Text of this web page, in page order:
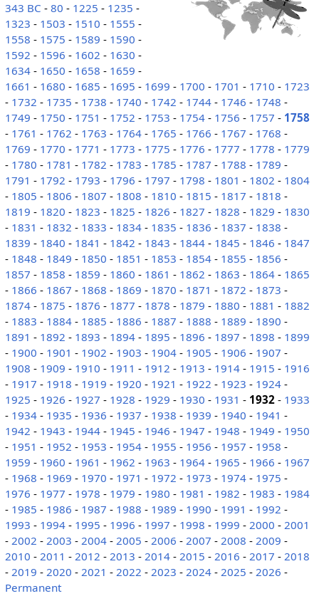
343 BC - 80 - 1225 - 1235 -
1323 - 1503 - 1510 - 1555 -
1558 - 1575 - 1589 - 1590 -
1592 - 1596 - 1602 - 1630 -
1634- 1650 - 1658 - 1659 -
1661 - 1680 - 1685 - 1695 - 1699 - 1700 - 1701 - 1710 - 1723
- 1732 - 1735 - 1738 - 1740 - 1742 - 1744- 1746 - 1748 -
1749 - 1750 - 1751 - 1752 - 1753 - 1754- 1756 - 1757 - 1758
- 1761 - 1762 - 1763 - 1764- 1765 - 1766 - 1767 - 1768 -
1769 - 1770 - 1771 - 1773 - 1775 - 1776 - 1777 - 1778 - 1779
- 1780 - 1781 - 1782 - 1783 - 1785 - 1787 - 1788 - 1789 -
1791 - 1792 - 1793 - 1796 - 1797 - 1798 - 1801 - 1802 - 1804
- 1805 - 1806 - 1807 - 1808 - 1810 - 1815 - 1817 - 1818 -
1819 - 1820 - 1823 - 1825 - 1826 - 1827 - 1828 - 1829 - 1830
- 1831 - 1832 - 1833 - 1834- 1835 - 1836 - 1837 - 1838 -
1839 - 1840 - 1841 - 1842 - 1843 - 1844- 1845 - 1846 - 1847
- 1848 - 1849 - 1850 - 1851 - 1853 - 1854- 1855 - 1856 -
1857 - 1858 - 1859 - 1860 - 1861 - 1862 - 1863 - 1864- 1865
- 1866 - 1867 - 1868 - 1869 - 1870 - 1871 - 1872 - 1873 -
1874- 1875 - 1876 - 1877 - 1878 - 1879 - 1880 - 1881 - 1882
- 1883 - 1884- 1885 - 1886 - 1887 - 1888 - 1889 - 1890 -
1891 - 1892 - 1893 - 1894- 1895 - 1896 - 1897 - 1898 - 1899
- 1900 - 1901 - 1902 - 1903 - 1904- 1905 - 1906 - 1907 -
1908 - 1909 - 1910 - 1911 - 1912 - 1913 - 1914- 1915 - 1916
- 1917 - 1918 - 1919 - 1920 - 1921 - 1922 - 1923 - 1924-
1925 - 1926 - 1927 - 1928 - 1929 - 1930 - 1931 - 1932- 1933
- 1934- 1935 - 1936 - 1937 - 1938 - 1939 - 1940 - 1941 -
1942 - 1943 - 1944- 1945 - 1946 - 1947 - 1948 - 1949 - 1950
- 1951 - 1952 - 1953 - 1954- 1955 - 1956 - 1957 - 1958 -
1959 - 1960 - 1961 - 1962 - 1963 - 1964- 1965 - 1966 - 1967
- 1968 - 1969 - 1970 - 1971 - 1972 - 1973 - 1974- 1975 -
1976 - 1977 - 1978 - 1979 - 1980 - 1981 - 1982 - 1983 - 1984
- 1985 - 1986 - 1987 - 1988 - 1989 - 1990 - 1991 - 1992 -
1993 - 1994- 1995 - 1996 - 1997 - 1998 - 1999 - 2000 - 2001
- 2002 - 2003 - 2004- 2005 - 2006 - 2007 - 2008 - 2009 -
2010 - 2011 - 2012 - 2013 - 2014- 2015 - 2016 - 2017 - 2018
- 2019 - 2020 - 2021 - 2022 - 2023 - 2024- 2025 - 2026 -
Permanent